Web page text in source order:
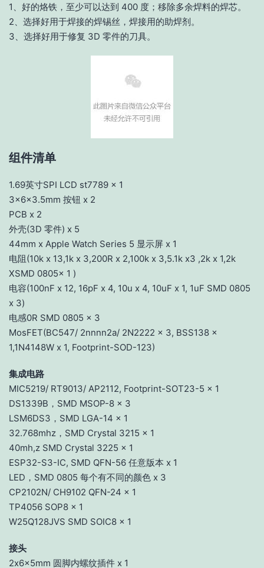
1、好的烙铁，至少可以达到 400 度；移除多余焊料的焊芯。
2、选择好用于焊接的焊锡丝，焊接用的助焊剂。
3、选择好用于修复 3D 零件的刀具。
组件清单
1.69英寸SPI LCD st7789 x 1
3x6x3.5mm 按钮 x 2
PCB x 2
外壳(3D 零件) x 5
44mm x Apple Watch Series 5 显示屏 x 1
电阻(10k x 13,1k x 3,200R x 2,100k x 3,5.1k x3 ,2k x 1,2k
XSMD 0805x 1 )
电容(100nF x 12, 16pF x 4, 10u x 4, 10uF x 1, 1uF SMD 0805
x 3)
电感0R SMD 0805 x 3
MosFET(BC547/ 2nnnn2a/ 2N2222 x 3, BSS138 x
1,1N4148W x 1, Footprint-SOD-123)
集成电路
MIC5219/ RT9013/ AP2112, Footprint-SOT23-5 x 1
DS1339B，SMD MSOP-8 x 3
LSM6DS3，SMD LGA-14 x 1
32.768mhz，SMD Crystal 3215 x 1
40mh,z SMD Crystal 3225 x 1
ESP32-S3-IC, SMD QFN-56 任意版本 x 1
LED，SMD 0805 每个有不同的颜色 x 3
CP2102N/ CH9102 QFN-24 x 1
TP4056 SOP8 x 1
W25Q128JVS SMD SOIC8 x 1
接头
2x6x5mm 圆脚内螺纹插件 x 1